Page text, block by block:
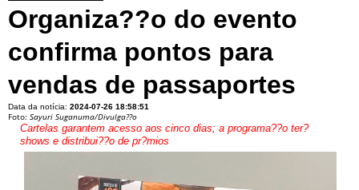
Organiza??o do evento
confirma pontos para
vendas de passaportes
Data da notícia: 2024-07-26 18:58:51
Foto: Sayuri Suganuma/Divulga??o
Cartelas garantem acesso aos cinco dias; a programa??o ter?
shows e distribui??o de pr?mios